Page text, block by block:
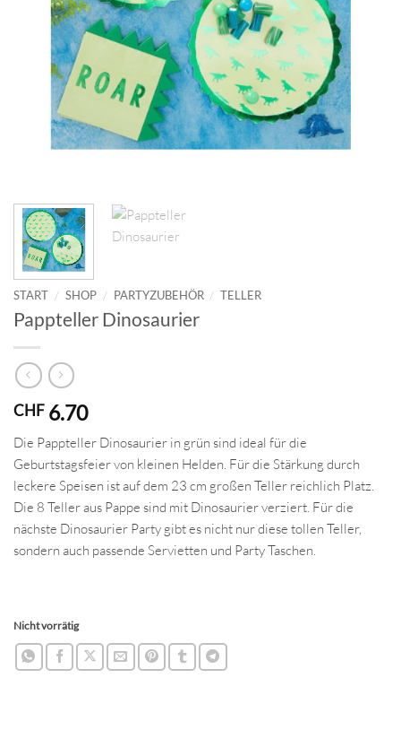
START / SHOP / PARTYZUBEHÖR / TELLER
Pappteller Dinosaurier
CHF 6.70
Die Pappteller Dinosaurier in grün sind ideal für die
Geburtstagsfeier von kleinen Helden. Für die Stärkung durch
leckere Speisen ist auf dem 23 cm großen Teller reichlich Platz.
Die 8 Teller aus Pappe sind mit Dinosaurier verziert. Für die
nächste Dinosaurier Party gibt es nicht nur diese tollen Teller,
sondern auch passende Servietten und Party Taschen.
Nicht vorrätig